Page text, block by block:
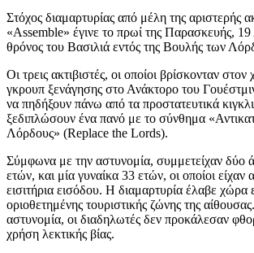
Στόχος διαμαρτυρίας από μέλη της αριστερής
«Assemble» έγινε το πρωί της Παρασκευής,
θρόνος του Βασιλιά εντός της Βουλής των
Οι τρεις ακτιβιστές, οι οποίοι βρίσκονταν
γκρουπ ξενάγησης στο Ανάκτορο του
να πηδήξουν πάνω από τα προστατευτικά
ξεδιπλώσουν ένα πανό με το σύνθημα
Λόρδους» (Replace the Lords).
Σύμφωνα με την αστυνομία, συμμετείχαν δύο
ετών, και μία γυναίκα 33 ετών, οι οποίοι είχαν
εισιτήρια εισόδου. Η διαμαρτυρία έλαβε χώρα
οριοθετημένης τουριστικής ζώνης της
αστυνομία, οι διαδηλωτές δεν προκάλεσαν
χρήση λεκτικής βίας.